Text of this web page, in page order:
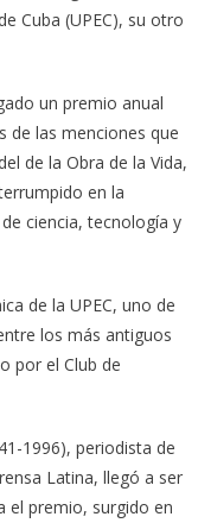
Cuba (UPEC), su otro
un premio anual
de las menciones que
de la Obra de la Vida,
en la
ciencia, tecnología y
de la UPEC, uno de
los más antiguos
por el Club de
1996), periodista de
Latina, llegó a ser
el premio, surgido en